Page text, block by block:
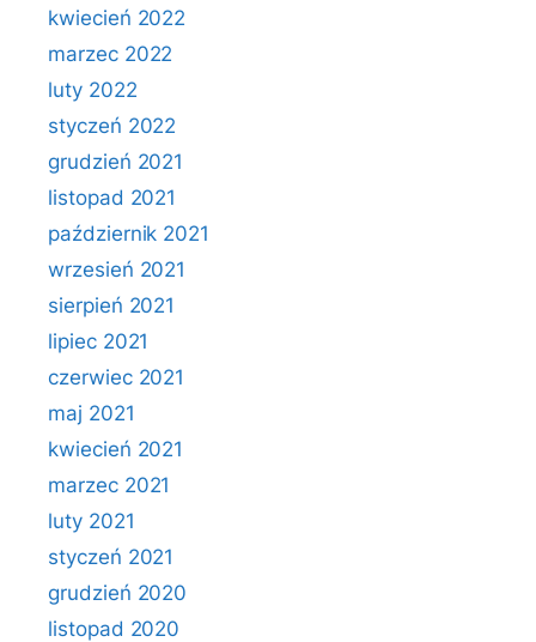
kwiecień 2022
marzec 2022
luty 2022
styczeń 2022
grudzień 2021
listopad 2021
październik 2021
wrzesień 2021
sierpień 2021
lipiec 2021
czerwiec 2021
maj 2021
kwiecień 2021
marzec 2021
luty 2021
styczeń 2021
grudzień 2020
listopad 2020